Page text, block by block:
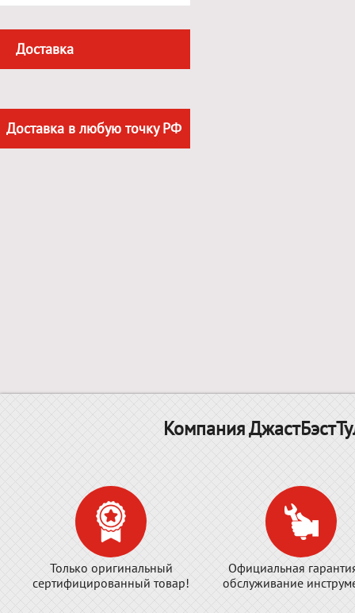
Доставка
Доставка в любую точку РФ
Компания
Только оригинальный
сертифицированный товар!
Официальная
обслуживание